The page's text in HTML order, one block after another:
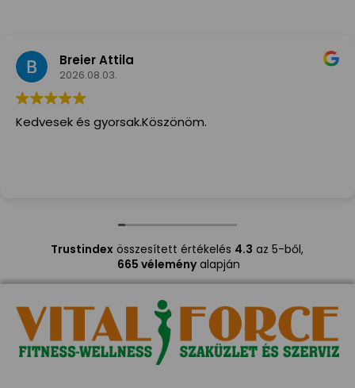
Breier Attila
2026.08.03.
Kedvesek és gyorsak.Köszönöm.
Trustindexösszesített értékelés 4.3 az 5-ből,
665 véleményalapján